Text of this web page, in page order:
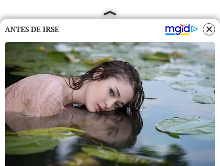
ANTES DE IRSE